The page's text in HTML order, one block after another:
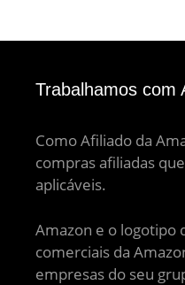
Trabalhamos com
Como Afiliado da
compras afiliadas
aplicáveis.
Amazon e o logotipo
comerciais da
empresas do seu